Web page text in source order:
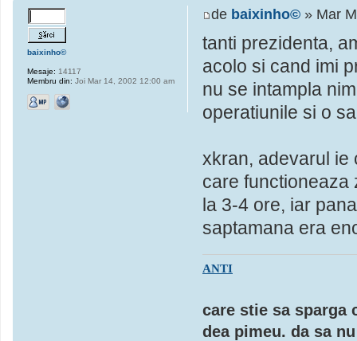
de baixinho© » Mar
tanti prezidenta,
acolo si cand imi
nu se intampla
operatiunile si o
xkran, adevarul ie
care functioneaza
la 3-4 ore, iar
saptamana era
ANTI
care stie sa sparga
dea pimeu. da sa
baixinho©
Mesaje: 14117
Membru din: Joi Mar 14, 2002 12:00 am